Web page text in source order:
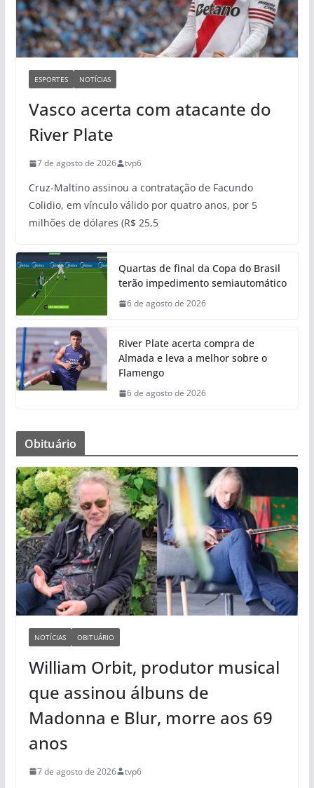
ESPORTES NOTÍCIAS
Vasco acerta com atacante do
River Plate
7 de agosto de 2026 tvp6
Cruz-Maltino assinou a contratação de Facundo
Colidio, em vínculo válido por quatro anos, por 5
milhões de dólares (R$ 25,5
Quartas de final da Copa do Brasil
terão impedimento semiautomático
6 de agosto de 2026
River Plate acerta compra de
Almada e leva a melhor sobre o
Flamengo
6 de agosto de 2026
Obituário
NOTÍCIAS OBITUÁRIO
William Orbit, produtor musical
que assinou álbuns de
Madonna e Blur, morre aos 69
anos
7 de agosto de 2026 tvp6